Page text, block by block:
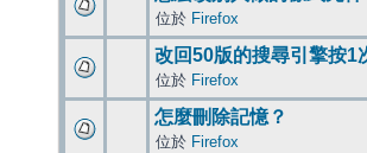
位於 Firefox
改回50版的搜尋引擎按1
位於 Firefox
怎麼刪除記憶？
位於 Firefox